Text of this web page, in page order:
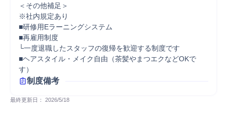
＜その他補足＞
※社内規定あり
■研修用Eラーニングシステム
■再雇用制度
└一度退職したスタッフの復帰を歓迎する制度です
■ヘアスタイル・メイク自由（茶髪やまつエクなどOKで
す）
制度備考
最終更新日： 2026/5/18